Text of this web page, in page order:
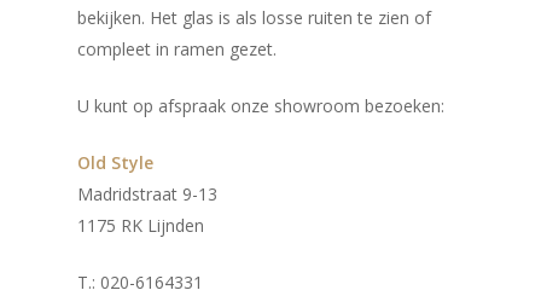
bekijken. Het glas is als losse ruiten te zien of
compleet in ramen gezet.
U kunt op afspraak onze showroom bezoeken:
Old Style
Madridstraat 9-13
1175 RK Lijnden
T.: 020-6164331